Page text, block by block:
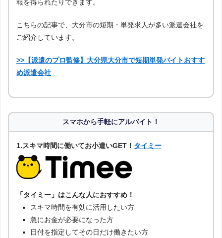
報を得られたりできます。
こちらの記事で、大分市の短期・単発求人が多い派遣会社を
ご紹介しています。
>>【派遣のプロ監修】大分県大分市で短期単発バイトおすす
め派遣会社
スマホから手軽にアルバイト！
1.スキマ時間に働いてお小遣いGET！ タイミー
「タイミー」はこんな人におすすめ！
スキマ時間を有効に活用したい方
急にお金が必要になった方
日付を指定してその日だけ働きたい方